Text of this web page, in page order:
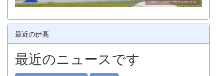
最近の伊高
最近のニュースです